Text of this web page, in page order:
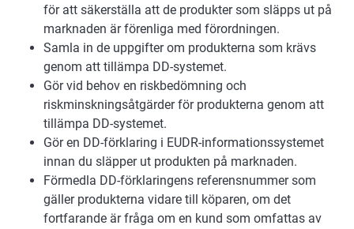
för att säkerställa att de produkter som släpps ut på
marknaden är förenliga med förordningen.
Samla in de uppgifter om produkterna som krävs
genom att tillämpa DD-systemet.
Gör vid behov en riskbedömning och
riskminskningsåtgärder för produkterna genom att
tillämpa DD-systemet.
Gör en DD-förklaring i EUDR-informationssystemet
innan du släpper ut produkten på marknaden.
Förmedla DD-förklaringens referensnummer som
gäller produkterna vidare till köparen, om det
fortfarande är fråga om en kund som omfattas av